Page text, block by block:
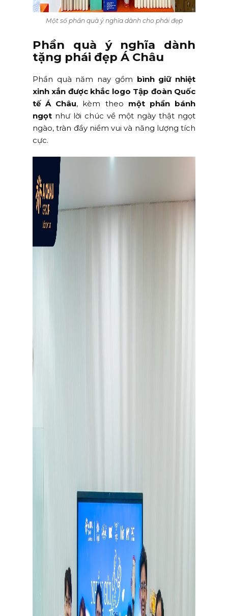
Một số phần quà ý nghĩa dành cho phái đẹp
Phần quà ý nghĩa dành
tặng phái đẹp Á Châu
Phần quà năm nay gồm bình giữ nhiệt
xinh xắn được khắc logo Tập đoàn Quốc
tế Á Châu, kèm theo một phần bánh
ngọt như lời chúc về một ngày thật ngọt
ngào, tràn đầy niềm vui và năng lượng tích
cực.